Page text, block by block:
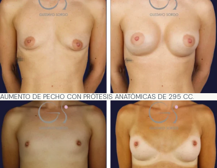
AUMENTO DE PECHO CON PRÓTESIS ANATÓMICAS DE 295 CC.